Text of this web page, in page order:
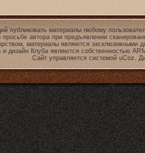
публиковать материалы любому
просьбе автора при предъявлении
материалы являются эксклюзивными
и дизайн Клуба являются собственностью
Сайт управляется системой uCoz.